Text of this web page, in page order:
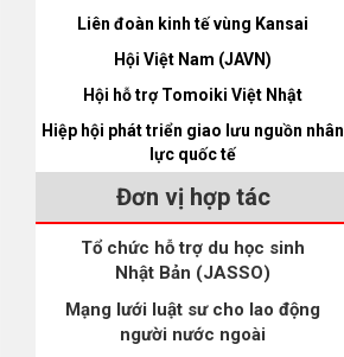
Liên đoàn kinh tế vùng Kansai
Hội Việt Nam (JAVN)
Hội hỗ trợ Tomoiki Việt Nhật
Hiệp hội phát triển giao lưu nguồn nhân
lực quốc tế
Đơn vị hợp tác
Tổ chức hỗ trợ du học sinh
Nhật Bản (JASSO)
Mạng lưới luật sư cho lao động
người nước ngoài